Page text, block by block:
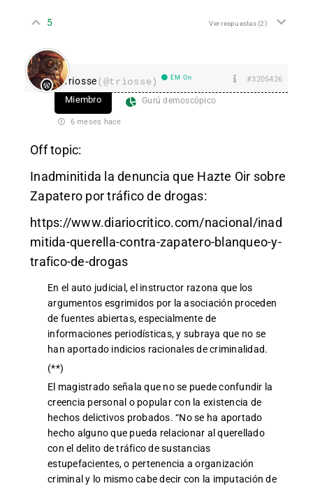
5 Ver respuestas(2)
Triosse(@triosse) EM On #3205426
Miembro Gurú demoscópico
6 meses hace
Off topic:
Inadminitida la denuncia que Hazte Oir sobre
Zapatero por tráfico de drogas:
https://www.diariocritico.com/nacional/inad
mitida-querella-contra-zapatero-blanqueo-y-
trafico-de-drogas
En el auto judicial, el instructor razona que los
argumentos esgrimidos por la asociación proceden
de fuentes abiertas, especialmente de
informaciones periodísticas, y subraya que no se
han aportado indicios racionales de criminalidad.
(**)
El magistrado señala que no se puede confundir la
creencia personal o popular con la existencia de
hechos delictivos probados. “No se ha aportado
hecho alguno que pueda relacionar al querellado
con el delito de tráfico de sustancias
estupefacientes, o pertenencia a organización
criminal y lo mismo cabe decir con la imputación de